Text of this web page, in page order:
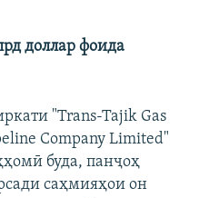
доллар фоида
"Trans-Tajik Gas
Company Limited"
буда, панҷоҳ
саҳмияҳои он